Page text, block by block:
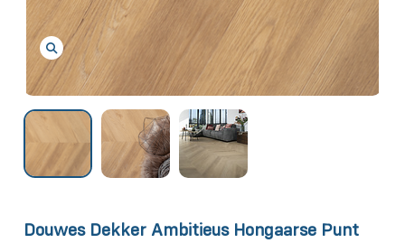
Douwes Dekker Ambitieus Hongaarse Punt